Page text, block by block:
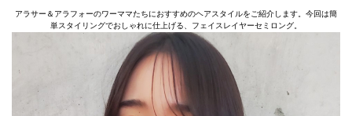
アラサー＆アラフォーのワーママたちにおすすめのヘアスタイルをご紹介します。今回は簡
単スタイリングでおしゃれに仕上げる、フェイスレイヤーセミロング。